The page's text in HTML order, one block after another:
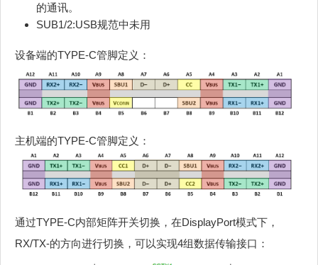
的通讯。
SUB1/2:USB规范中未用
设备端的TYPE-C管脚定义：
主机端的TYPE-C管脚定义：
通过TYPE-C内部矩阵开关切换，在DisplayPort模式下，
RX/TX-的方向进行切换，可以实现4组数据传输接口：